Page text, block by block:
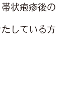
状疱疹後の
している方